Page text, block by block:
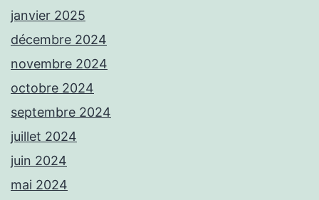
janvier 2025
décembre 2024
novembre 2024
octobre 2024
septembre 2024
juillet 2024
juin 2024
mai 2024